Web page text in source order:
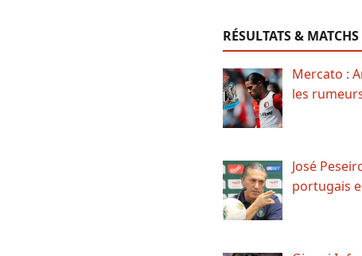
RÉSULTATS &
Mercato :
les
José
portugais